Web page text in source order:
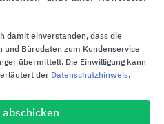
geprüfte Materialien:
Initiative „Lösungen
des Sentinel Haus
und
damit einverstanden, dass die
und Bürodaten zum Kundenservice
übermittelt. Die Einwilligung kann
der Datenschutzhinweis.
abschicken